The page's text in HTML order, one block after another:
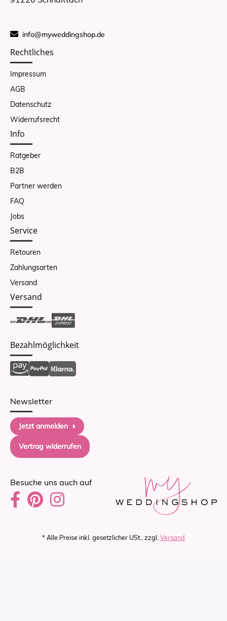
info@myweddingshop.de
Rechtliches
Impressum
AGB
Datenschutz
Widerrufsrecht
Info
Ratgeber
B2B
Partner werden
FAQ
Jobs
Service
Retouren
Zahlungsarten
Versand
Versand
Bezahlmöglichkeit
Newsletter
Jetzt anmelden
Vertrag widerrufen
Besuche uns auch auf
* Alle Preise inkl. gesetzlicher USt., zzgl. Versand